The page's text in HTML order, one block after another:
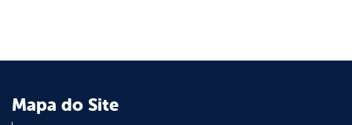
Mapa do Site